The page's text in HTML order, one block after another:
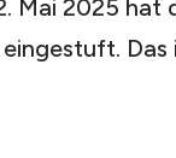
Mai 2025
Das